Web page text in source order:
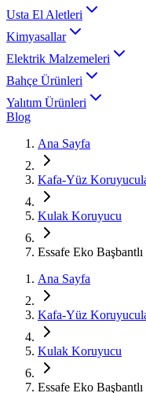
Usta El Aletleri
Kimyasallar
Elektrik Malzemeleri
Bahçe Ürünleri
Yalıtım Ürünleri
Blog
Ana Sayfa
Kafa-Yüz
Kulak Koruyucu
Essafe Eko
Ana Sayfa
Kafa-Yüz
Kulak Koruyucu
Essafe Eko